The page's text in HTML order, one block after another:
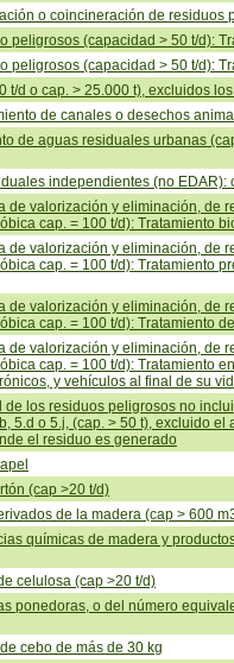
o coincineración de residuos
peligrosos (capacidad > 50 t/d):
peligrosos (capacidad > 50 t/d):
t/d o cap. > 25.000 t), excluidos
de canales o desechos
de aguas residuales urbanas
independientes (no EDAR):
de valorización y eliminación, de
cap. = 100 t/d): Tratamiento
de valorización y eliminación, de
cap. = 100 t/d): Tratamiento
de valorización y eliminación, de
cap. = 100 t/d): Tratamiento
de valorización y eliminación, de
cap. = 100 t/d): Tratamiento
y vehículos al final de su
los residuos peligrosos no
5.d o 5.j, (cap. > 50 t), excluido
el residuo es generado
(cap >20 t/d)
de la madera (cap > 600
químicas de madera y
celulosa (cap >20 t/d)
ponedoras, o del número
cebo de más de 30 kg